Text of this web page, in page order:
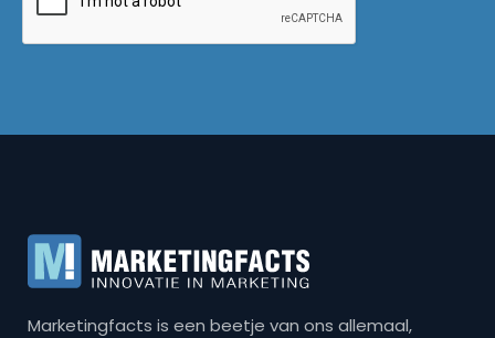
Marketingfacts is een beetje van ons allemaal,